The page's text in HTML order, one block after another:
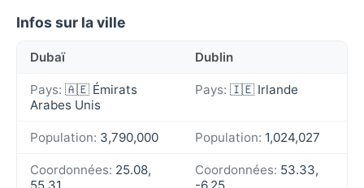
Infos sur la ville
Dubaï Dublin
Pays: 🇦🇪 Émirats
Arabes Unis
Pays: 🇮🇪 Irlande
Population: 3,790,000 Population: 1,024,027
Coordonnées: 25.08,
Coordonnées: 53.33,